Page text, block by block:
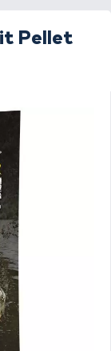
Pellet